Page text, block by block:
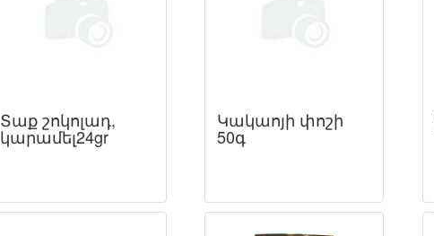
Տաք շոկոլադ,
կարամել24gr
Կակաոյի փոշի
50գ